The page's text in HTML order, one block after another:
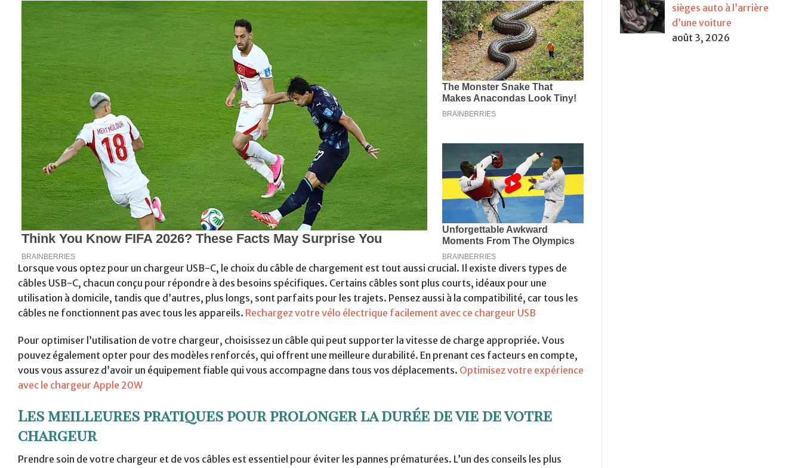
Lorsque vous optez pour un chargeur USB-C, le choix du câble de chargement est tout aussi crucial. Il existe divers types de
câbles USB-C, chacun conçu pour répondre à des besoins spécifiques. Certains câbles sont plus courts, idéaux pour une
utilisation à domicile, tandis que d’autres, plus longs, sont parfaits pour les trajets. Pensez aussi à la compatibilité, car tous les
câbles ne fonctionnent pas avec tous les appareils. Rechargez votre vélo électrique facilement avec ce chargeur USB
Pour optimiser l’utilisation de votre chargeur, choisissez un câble qui peut supporter la vitesse de charge appropriée. Vous
pouvez également opter pour des modèles renforcés, qui offrent une meilleure durabilité. En prenant ces facteurs en compte,
vous vous assurez d’avoir un équipement fiable qui vous accompagne dans tous vos déplacements. Optimisez votre expérience
avec le chargeur Apple 20W
Les meilleures pratiques pour prolonger la durée de vie de votre
chargeur
Prendre soin de votre chargeur et de vos câbles est essentiel pour éviter les pannes prématurées. L’un des conseils les plus
sièges auto à l’arrière
d’une voiture
août 3, 2026